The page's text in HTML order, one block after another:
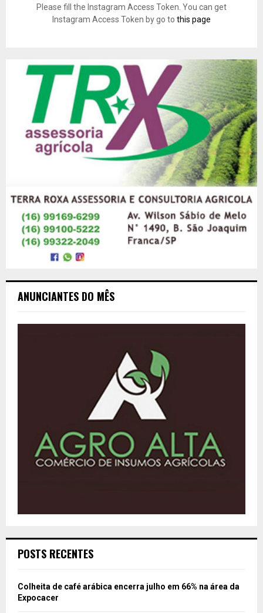
Please fill the Instagram Access Token. You can get
Instagram Access Token by go to this page
ANUNCIANTES DO MÊS
POSTS RECENTES
Colheita de café arábica encerra julho em 66% na área da
Expocacer